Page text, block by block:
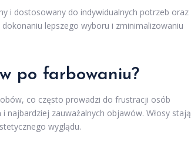
i dostosowany do indywidualnych potrzeb oraz
lepszego wyboru i zminimalizowaniu
po farbowaniu?
co często prowadzi do frustracji osób
najbardziej zauważalnych objawów. Włosy stają
wyglądu.